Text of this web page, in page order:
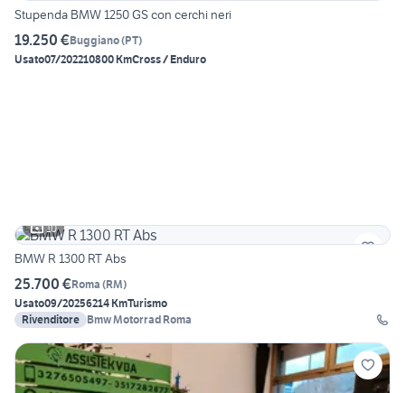
Stupenda BMW 1250 GS con cerchi neri
19.250 €Buggiano(PT)
Usato07/202210800 KmCross / Enduro
10
BMW R 1300 RT Abs
25.700 €Roma (RM)
Usato09/20256214 KmTurismo
Rivenditore Bmw Motorrad Roma